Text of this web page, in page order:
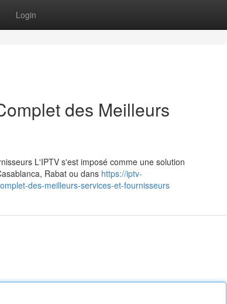
Login
des Meilleurs
L'IPTV s'est imposé comme une solution
Rabat ou dans https://iptv-
des-meilleurs-services-et-fournisseurs